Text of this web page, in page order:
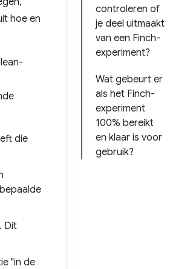
controleren of
je deel uitmaakt
van een Finch-
experiment?
Wat gebeurt er
als het Finch-
experiment
100% bereikt
en klaar is voor
gebruik?
hoe en
die
Dit
"in de